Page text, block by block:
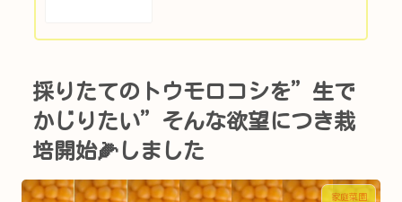
採りたてのトウモロコシを”生で
かじりたい”そんな欲望につき栽
培開始🌽しました
家庭菜園